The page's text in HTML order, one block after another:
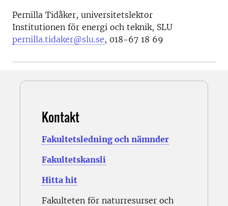
Pernilla Tidåker, universitetslektor
Institutionen för energi och teknik, SLU
pernilla.tidaker@slu.se, 018-67 18 69
Kontakt
Fakultetsledning och nämnder
Fakultetskansli
Hitta hit
Fakulteten för naturresurser och